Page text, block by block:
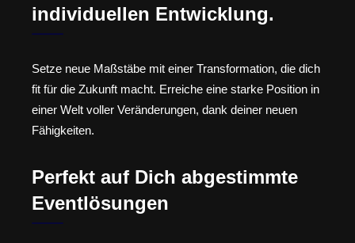
individuellen Entwicklung.
Setze neue Maßstäbe mit einer Transformation, die dich
fit für die Zukunft macht. Erreiche eine starke Position in
einer Welt voller Veränderungen, dank deiner neuen
Fähigkeiten.
Perfekt auf Dich abgestimmte
Eventlösungen